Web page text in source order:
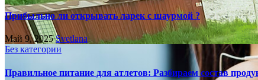
Прибыльно ли открывать ларек с шаурмой ?
Май 9, 2025Svetlana
Без категории
Правильное питание для атлетов: Разбираем состав